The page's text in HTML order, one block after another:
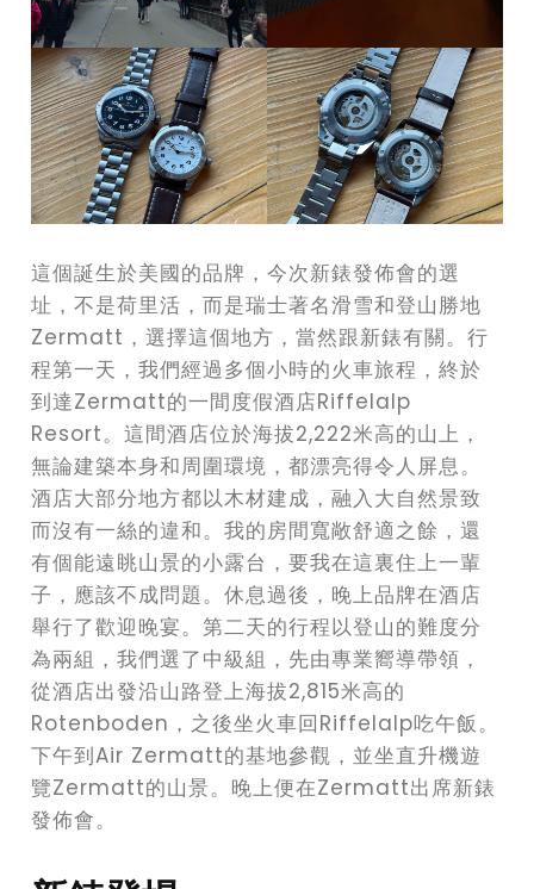
這個誕生於美國的品牌，今次新錶發佈會的選
址，不是荷里活，而是瑞士著名滑雪和登山勝地
Zermatt，選擇這個地方，當然跟新錶有關。行
程第一天，我們經過多個小時的火車旅程，終於
到達Zermatt的一間度假酒店Riffelalp
Resort。這間酒店位於海拔2,222米高的山上，
無論建築本身和周圍環境，都漂亮得令人屏息。
酒店大部分地方都以木材建成，融入大自然景致
而沒有一絲的違和。我的房間寬敞舒適之餘，還
有個能遠眺山景的小露台，要我在這裏住上一輩
子，應該不成問題。休息過後，晚上品牌在酒店
舉行了歡迎晚宴。第二天的行程以登山的難度分
為兩組，我們選了中級組，先由專業嚮導帶領，
從酒店出發沿山路登上海拔2,815米高的
Rotenboden，之後坐火車回Riffelalp吃午飯。
下午到Air Zermatt的基地參觀，並坐直升機遊
覽Zermatt的山景。晚上便在Zermatt出席新錶
發佈會。